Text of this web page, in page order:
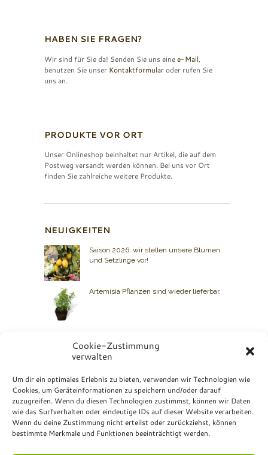
Cookie-Zustimmung
verwalten
Um dir ein optimales Erlebnis zu bieten, verwenden wir Technologien wie
Cookies, um Geräteinformationen zu speichern und/oder darauf
zuzugreifen. Wenn du diesen Technologien zustimmst, können wir Daten
wie das Surfverhalten oder eindeutige IDs auf dieser Website verarbeiten.
Wenn du deine Zustimmung nicht erteilst oder zurückziehst, können
bestimmte Merkmale und Funktionen beeinträchtigt werden.
HABEN SIE FRAGEN?
Wir sind für Sie da! Senden Sie uns einee-Mail,
benutzen Sie unser Kontaktformularoder rufen Sie
uns an.
PRODUKTE VOR ORT
Unser Onlineshop beinhaltet nur Artikel, die auf dem
Postweg versandt werden können. Bei uns vor Ort
finden Sie zahlreiche weitere Produkte.
NEUIGKEITEN
Saison 2026: wir stellen unsere Blumen
und Setzlinge vor!
Artemisia Pflanzen sind wieder lieferbar.
BIO GRAUER
Kontakt: +49 7072 23 07
Bio Grauer
Hurschstrasse 4
DE-72810 Gomaringen